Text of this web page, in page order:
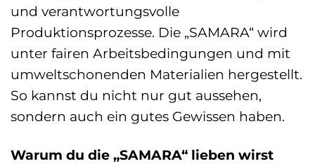
und verantwortungsvolle
Produktionsprozesse. Die „SAMARA“ wird
unter fairen Arbeitsbedingungen und mit
umweltschonenden Materialien hergestellt.
So kannst du nicht nur gut aussehen,
sondern auch ein gutes Gewissen haben.
Warum du die „SAMARA“ lieben wirst